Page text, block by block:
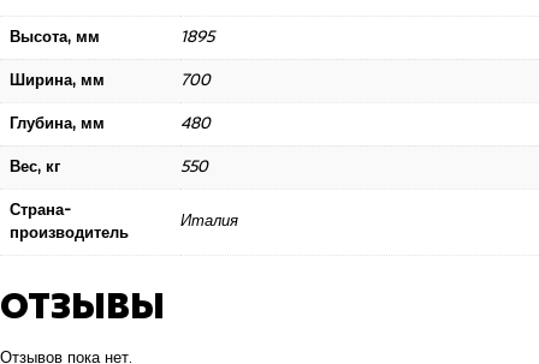
Высота, мм 1895
Ширина, мм 700
Глубина, мм 480
Вес, кг 550
Страна-
производитель
Италия
ОТЗЫВЫ
Отзывов пока нет.